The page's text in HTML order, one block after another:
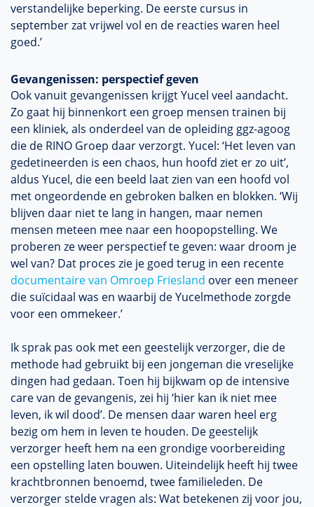
verstandelijke beperking. De eerste cursus in
september zat vrijwel vol en de reacties waren heel
goed.’
Gevangenissen: perspectief geven
Ook vanuit gevangenissen krijgt Yucel veel aandacht.
Zo gaat hij binnenkort een groep mensen trainen bij
een kliniek, als onderdeel van de opleiding ggz-agoog
die de RINO Groep daar verzorgt. Yucel: ‘Het leven van
gedetineerden is een chaos, hun hoofd ziet er zo uit’,
aldus Yucel, die een beeld laat zien van een hoofd vol
met ongeordende en gebroken balken en blokken. ‘Wij
blijven daar niet te lang in hangen, maar nemen
mensen meteen mee naar een hoopopstelling. We
proberen ze weer perspectief te geven: waar droom je
wel van? Dat proces zie je goed terug in een recente
documentaire van Omroep Friesland over een meneer
die suïcidaal was en waarbij de Yucelmethode zorgde
voor een ommekeer.’
Ik sprak pas ook met een geestelijk verzorger, die de
methode had gebruikt bij een jongeman die vreselijke
dingen had gedaan. Toen hij bijkwam op de intensive
care van de gevangenis, zei hij ‘hier kan ik niet mee
leven, ik wil dood’. De mensen daar waren heel erg
bezig om hem in leven te houden. De geestelijk
verzorger heeft hem na een grondige voorbereiding
een opstelling laten bouwen. Uiteindelijk heeft hij twee
krachtbronnen benoemd, twee familieleden. De
verzorger stelde vragen als: Wat betekenen zij voor jou,